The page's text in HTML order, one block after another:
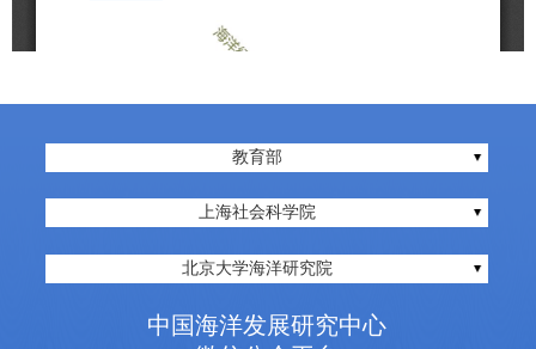
教育部
上海社会科学院
北京大学海洋研究院
中国海洋发展研究中心